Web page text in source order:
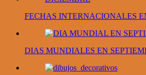
FECHAS INTERNACIONALES
DIAS MUNDIALES EN